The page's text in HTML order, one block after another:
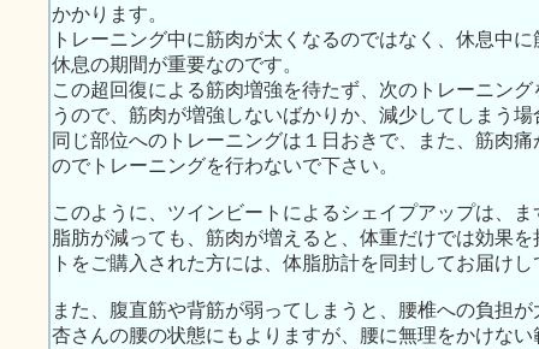
かかります。
トレーニング中に筋肉が太くなるのではなく、休息中
休息の期間が重要なのです。
この超回復による筋肉増強を待たず、次のトレーニン
うので、筋肉が増強しないばかりか、減少してしまう
同じ部位へのトレーニングは１日おきで、また、筋肉
のでトレーニングを行わないで下さい。
このように、ツインビートによるシェイプアップは、
脂肪が減っても、筋肉が増えると、体重だけでは効果
トをご購入された方には、体脂肪計を同封してお届け
また、腹直筋や背筋が弱ってしまうと、腰椎への負担
杏さんの腰の状態にもよりますが、腰に無理をかけな